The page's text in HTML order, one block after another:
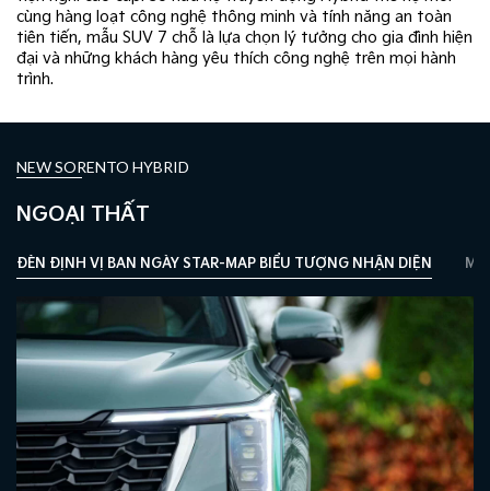
cùng hàng loạt công nghệ thông minh và tính năng an toàn
tiên tiến, mẫu SUV 7 chỗ là lựa chọn lý tưởng cho gia đình hiện
đại và những khách hàng yêu thích công nghệ trên mọi hành
trình.
NEW SORENTO HYBRID
NGOẠI THẤT
ĐÈN ĐỊNH VỊ BAN NGÀY STAR-MAP BIỂU TƯỢNG NHẬN DIỆN